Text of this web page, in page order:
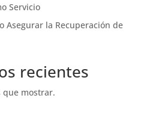
Servicio
Asegurar la Recuperación de
recientes
que mostrar.